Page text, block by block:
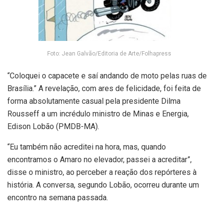
Foto: Jean Galvão/Editoria de Arte/Folhapress
“Coloquei o capacete e saí andando de moto pelas ruas de
Brasília.” A revelação, com ares de felicidade, foi feita de
forma absolutamente casual pela presidente Dilma
Rousseff a um incrédulo ministro de Minas e Energia,
Edison Lobão (PMDB-MA).
“Eu também não acreditei na hora, mas, quando
encontramos o Amaro no elevador, passei a acreditar”,
disse o ministro, ao perceber a reação dos repórteres à
história. A conversa, segundo Lobão, ocorreu durante um
encontro na semana passada.